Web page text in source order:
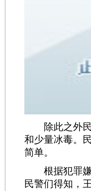
除此之外民
和少量冰毒。
简单。
根据犯罪嫌
民警们得知，